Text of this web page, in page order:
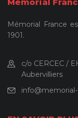
Mémorial
Mémorial France
1901.
c/o CERCEC /
Aubervilliers